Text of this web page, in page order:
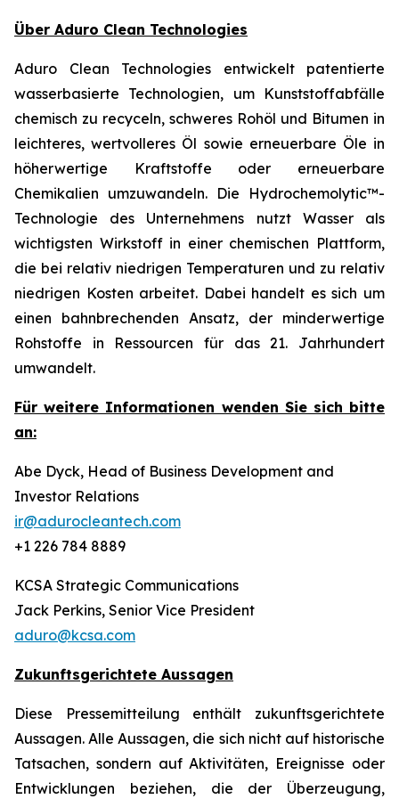
Über Aduro Clean Technologies
Aduro Clean Technologies entwickelt patentierte
wasserbasierte Technologien, um Kunststoffabfälle
chemisch zu recyceln, schweres Rohöl und Bitumen in
leichteres, wertvolleres Öl sowie erneuerbare Öle in
höherwertige Kraftstoffe oder erneuerbare
Chemikalien umzuwandeln. Die Hydrochemolytic™-
Technologie des Unternehmens nutzt Wasser als
wichtigsten Wirkstoff in einer chemischen Plattform,
die bei relativ niedrigen Temperaturen und zu relativ
niedrigen Kosten arbeitet. Dabei handelt es sich um
einen bahnbrechenden Ansatz, der minderwertige
Rohstoffe in Ressourcen für das 21. Jahrhundert
umwandelt.
Für weitere Informationen wenden Sie sich bitte
an:
Abe Dyck, Head of Business Development and
Investor Relations
ir@adurocleantech.com
+1 226 784 8889
KCSA Strategic Communications
Jack Perkins, Senior Vice President
aduro@kcsa.com
Zukunftsgerichtete Aussagen
Diese Pressemitteilung enthält zukunftsgerichtete
Aussagen. Alle Aussagen, die sich nicht auf historische
Tatsachen, sondern auf Aktivitäten, Ereignisse oder
Entwicklungen beziehen, die der Überzeugung,